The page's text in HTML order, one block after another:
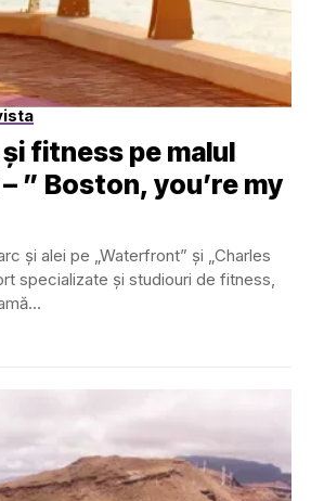
fitness pe malul
” Boston, you’re my
și alei pe „Waterfront” și „Charles
specializate și studiouri de fitness,